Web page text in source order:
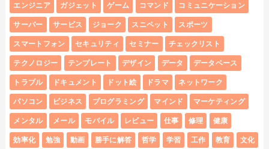
エンジニア ガジェット ゲーム コマンド コミュニケーション
サーバー サービス ジョーク スニペット スポーツ
スマートフォン セキュリティ セミナー チェックリスト
テクノロジー テンプレート デザイン データ データベース
トラブル ドキュメント ドット絵 ドラマ ネットワーク
パソコン ビジネス プログラミング マインド マーケティング
メンタル メール モバイル レビュー 仕事 修理 健康
効率化 勉強 動画 勝手に解答 哲学 学習 工作 教育 文化